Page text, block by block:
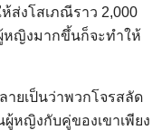
ส่งโสเภณีราว 2,000
หญิงมากขึ้นก็จะทำให้
ายเป็นว่าพวกโจรสลัด
หญิงกับคู่ของเขาเพียง